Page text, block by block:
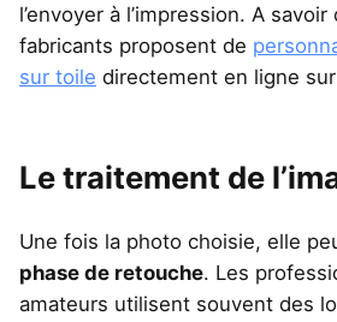
l’envoyer à l’impression. A
fabricants proposent de
sur toile directement en ligne
Le traitement de
Une fois la photo choisie, elle
phase de retouche. Les
amateurs utilisent souvent des